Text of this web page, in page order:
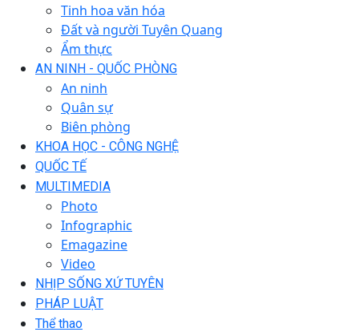
Tinh hoa văn hóa
Đất và người Tuyên Quang
Ẩm thực
AN NINH - QUỐC PHÒNG
An ninh
Quân sự
Biên phòng
KHOA HỌC - CÔNG NGHỆ
QUỐC TẾ
MULTIMEDIA
Photo
Infographic
Emagazine
Video
NHỊP SỐNG XỨ TUYÊN
PHÁP LUẬT
Thể thao